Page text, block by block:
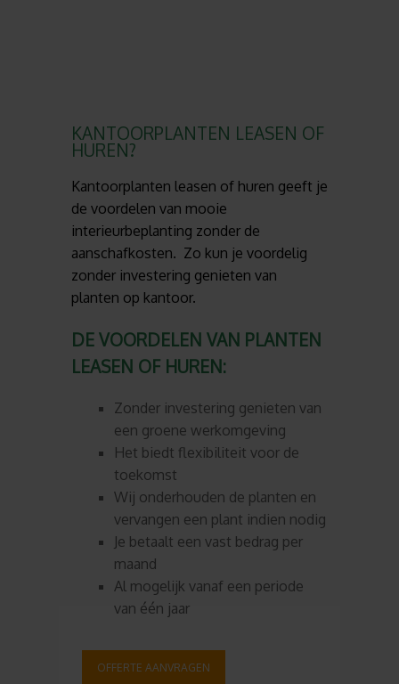
KANTOORPLANTEN LEASEN OF
HUREN?
Kantoorplanten leasen of huren geeft je
de voordelen van mooie
interieurbeplanting zonder de
aanschafkosten. Zo kun je voordelig
zonder investering genieten van
planten op kantoor.
DE VOORDELEN VAN PLANTEN
LEASEN OF HUREN:
Zonder investering genieten van
een groene werkomgeving
Het biedt flexibiliteit voor de
toekomst
Wij onderhouden de planten en
vervangen een plant indien nodig
Je betaalt een vast bedrag per
maand
Al mogelijk vanaf een periode
van één jaar
OFFERTE AANVRAGEN